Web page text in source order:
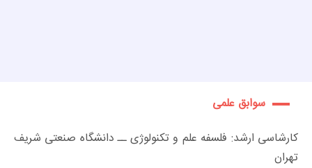
سوابق علمی
کارشاسی ارشد: فلسفه علم و تکنولوژی ــ دانشگاه صنعتی شریف
تهران